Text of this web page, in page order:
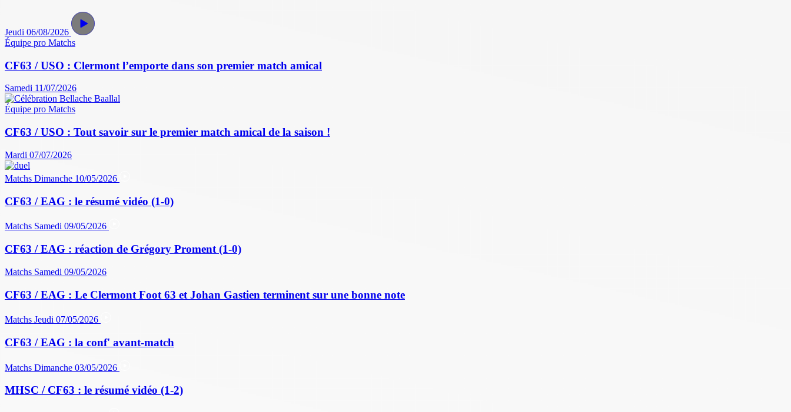
Jeudi 06/08/2026
Équipe pro Matchs
CF63 / USO : Clermont l’emporte dans son premier match amical
Samedi 11/07/2026
Équipe pro Matchs
CF63 / USO : Tout savoir sur le premier match amical de la saison !
Mardi 07/07/2026
Matchs Dimanche 10/05/2026
CF63 / EAG : le résumé vidéo (1-0)
Matchs Samedi 09/05/2026
CF63 / EAG : réaction de Grégory Proment (1-0)
Matchs Samedi 09/05/2026
CF63 / EAG : Le Clermont Foot 63 et Johan Gastien terminent sur une bonne note
Matchs Jeudi 07/05/2026
CF63 / EAG : la conf' avant-match
Matchs Dimanche 03/05/2026
MHSC / CF63 : le résumé vidéo (1-2)